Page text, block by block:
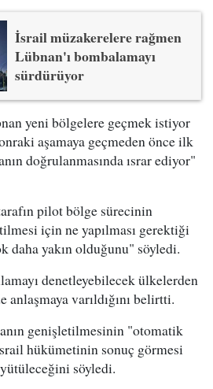
İsrail müzakerelere rağmen
Lübnan'ı bombalamayı
sürdürüyor
yeni bölgelere geçmek istiyor
aşamaya geçmeden önce ilk
doğrulanmasında ısrar ediyor"
pilot bölge sürecinin
için ne yapılması gerektiği
daha yakın olduğunu" söyledi.
denetleyebilecek ülkelerden
varıldığını belirtti.
genişletilmesinin "otomatik
hükümetinin sonuç görmesi
söyledi.